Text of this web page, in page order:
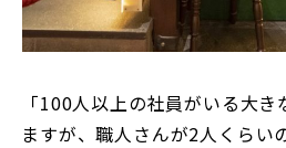
「100人以上の社員がいる大
ますが、職人さんが2人くらい